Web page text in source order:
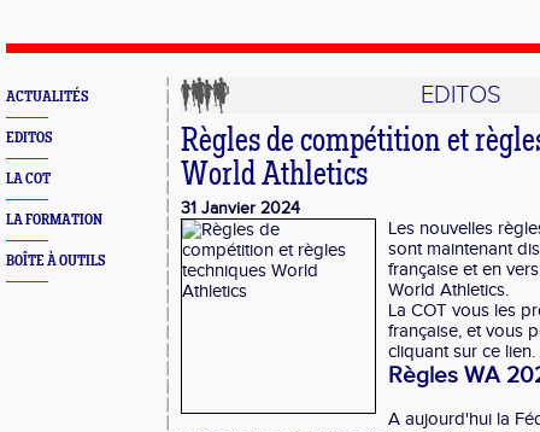
ACTUALITÉS
EDITOS
LA COT
LA FORMATION
BOÎTE À OUTILS
EDITOS
Règles de compétition et
World Athletics
31 Janvier 2024
Les nouvelles
sont maintenant
française et en
World Athletics.
La COT vous les
française, et vous
cliquant sur ce lien.
Règles WA
A aujourd'hui la